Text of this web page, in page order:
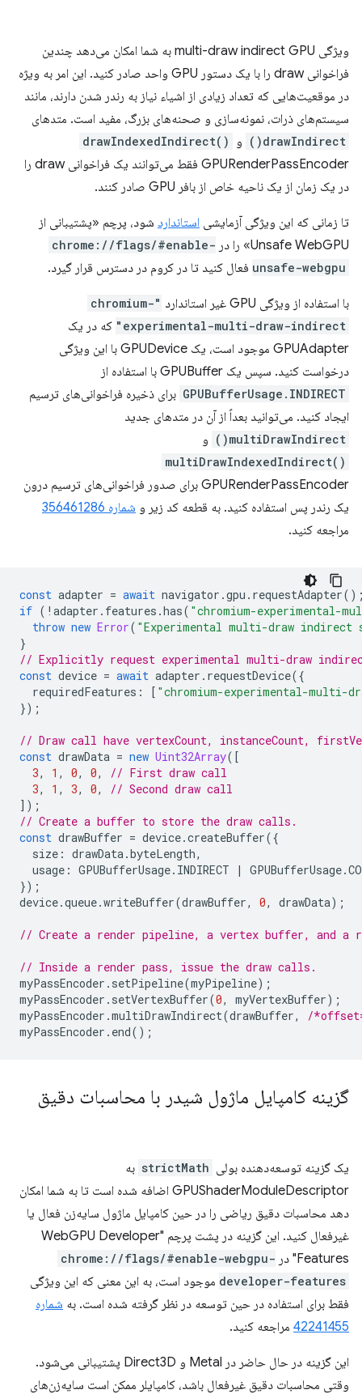
ویژگی multi-draw indirect GPU به شما امکان می‌دهد چندین
فراخوانی draw را با یک دستور GPU واحد صادر کنید. این امر به ویژه
در موقعیت‌هایی که تعداد زیادی از اشیاء نیاز به رندر شدن دارند، مانند
سیستم‌های ذرات، نمونه‌سازی و صحنه‌های بزرگ، مفید است. متدهای
drawIndirect() و drawIndexedIndirect()
GPURenderPassEncoder فقط می‌توانند یک فراخوانی draw را
در یک زمان از یک ناحیه خاص از بافر GPU صادر کنند.
تا زمانی که این ویژگی آزمایشی استاندارد شود، پرچم «پشتیبانی از
Unsafe WebGPU» را در
chrome://flags/#enable-
unsafe-webgpu فعال کنید تا در کروم در دسترس قرار گیرد.
با استفاده از ویژگی GPU غیر استاندارد
"chromium-
experimental-multi-draw-indirect"
که در یک
GPUAdapter موجود است، یک GPUDevice با این ویژگی
درخواست کنید. سپس یک GPUBuffer با استفاده از
GPUBufferUsage.INDIRECT برای ذخیره فراخوانی‌های ترسیم
ایجاد کنید. می‌توانید بعداً از آن در متدهای جدید
multiDrawIndirect() و
multiDrawIndexedIndirect()
GPURenderPassEncoder برای صدور فراخوانی‌های ترسیم درون
یک رندر پس استفاده کنید. به قطعه کد زیر و شماره 356461286
مراجعه کنید.
const adapter = await navigator .gpu . requestAdapter
if ( ! adapter . features .has( "chromium-experimental-
throw new Error( "Experimental multi-draw
}
// Explicitly request experimental multi-draw
const device = await adapter . requestDevice({
requiredFeatures : [ "chromium-experimental-multi-
});
// Draw call have vertexCount, instanceCount,
const drawData = new Uint32Array([
3, 1 , 0, 0,
// First draw call
3, 1 , 3, 0,
// Second draw call
]);
// Create a buffer to store the draw calls.
const drawBuffer = device.createBuffer({
size : drawData.byteLength,
usage : GPUBufferUsage. INDIRECT | GPUBufferUsage.
});
device.queue.writeBuffer(drawBuffer, 0, drawData);
// Create a render pipeline, a vertex buffer, and a
// Inside a render pass, issue the draw calls.
myPassEncoder . setPipeline(myPipeline);
myPassEncoder . setVertexBuffer(0, myVertexBuffer);
myPassEncoder .multiDrawIndirect(drawBuffer,
/
myPassEncoder . end();
گزینه کامپایل ماژول شیدر با محاسبات دقیق
یک گزینه توسعه‌دهنده بولی strictMath به
GPUShaderModuleDescriptor اضافه شده است تا به شما امکان
دهد محاسبات دقیق ریاضی را در حین کامپایل ماژول سایه‌زن فعال یا
غیرفعال کنید. این گزینه در پشت پرچم "WebGPU Developer
Features" در
chrome://flags/#enable-webgpu-
developer-features موجود است، به این معنی که این ویژگی
فقط برای استفاده در حین توسعه در نظر گرفته شده است. به شماره
42241455 مراجعه کنید.
این گزینه در حال حاضر در Metal و Direct3D پشتیبانی می‌شود.
وقتی محاسبات دقیق غیرفعال باشد، کامپایلر ممکن است سایه‌زن‌های